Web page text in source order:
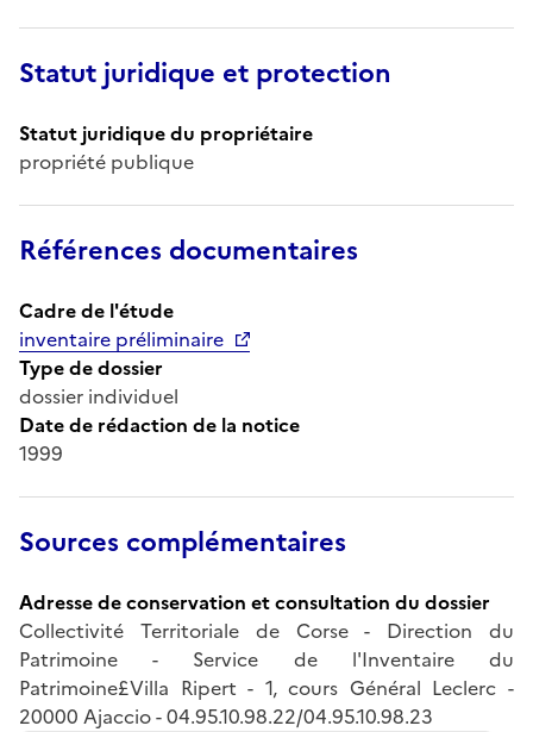
Statut juridique et protection
Statut juridique du propriétaire
propriété publique
Références documentaires
Cadre de l'étude
inventaire préliminaire
Type de dossier
dossier individuel
Date de rédaction de la notice
1999
Sources complémentaires
Adresse de conservation et consultation du dossier
Collectivité Territoriale de Corse - Direction du
Patrimoine - Service de l'Inventaire du
Patrimoine£Villa Ripert - 1, cours Général Leclerc -
20000 Ajaccio - 04.95.10.98.22/04.95.10.98.23